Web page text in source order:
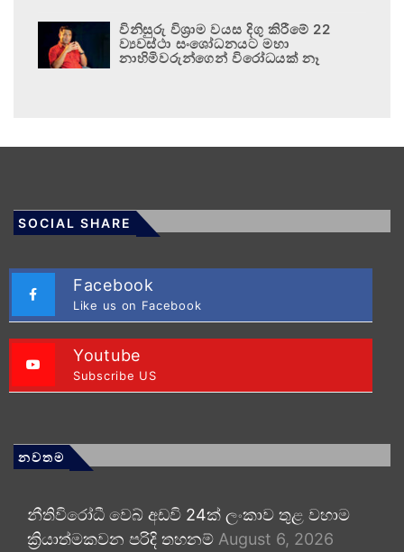
විනිසුරු විශ්‍රාම වයස දිගු කිරීමේ 22
ව්‍යවස්ථා සංශෝධනයට මහා
නාහිමිවරුන්ගෙන් විරෝධයක් නෑ
SOCIAL SHARE
Facebook
Like us on Facebook
Youtube
Subscribe US
නවතම
නීතිවිරෝධී වෙබ් අඩවි 24ක් ලංකාව තුළ වහාම
ක්‍රියාත්මකවන පරිදි තහනම් August 6, 2026